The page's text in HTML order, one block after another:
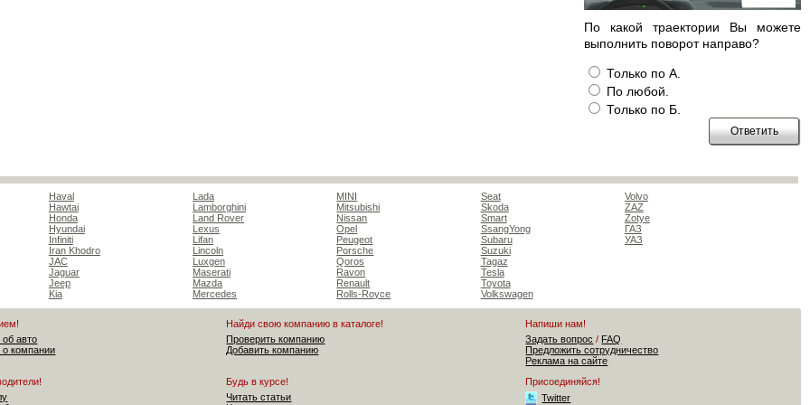
По какой траектории Вы можете
выполнить поворот направо?
Только по А.
По любой.
Только по Б.
Haval
Hawtai
Honda
Hyundai
Infiniti
Iran Khodro
JAC
Jaguar
Jeep
Kia
Lada
Lamborghini
Land Rover
Lexus
Lifan
Lincoln
Luxgen
Maserati
Mazda
Mercedes
MINI
Mitsubishi
Nissan
Opel
Peugeot
Porsche
Qoros
Ravon
Renault
Rolls-Royce
Seat
Skoda
Smart
SsangYong
Subaru
Suzuki
Tagaz
Tesla
Toyota
Volkswagen
Volvo
ZAZ
Zotye
ГАЗ
УАЗ
об авто
о компании
Найди свою компанию в каталоге!
Проверить компанию
Добавить компанию
Напиши нам!
Задать вопрос / FAQ
Предложить сотрудничество
Реклама на сайте
Будь в курсе!
Читать статьи
Присоединяйся!
Twitter